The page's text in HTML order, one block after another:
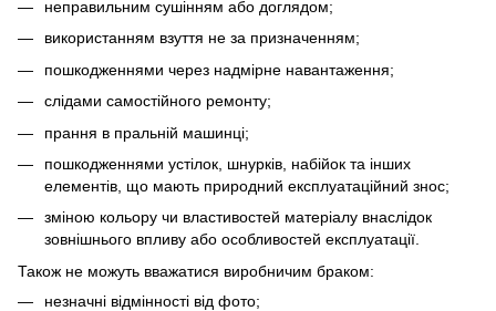
неправильним сушінням або доглядом;
використанням взуття не за призначенням;
пошкодженнями через надмірне навантаження;
слідами самостійного ремонту;
прання в пральній машинці;
пошкодженнями устілок, шнурків, набійок та інших
елементів, що мають природний експлуатаційний знос;
зміною кольору чи властивостей матеріалу внаслідок
зовнішнього впливу або особливостей експлуатації.
Також не можуть вважатися виробничим браком:
незначні відмінності від фото;